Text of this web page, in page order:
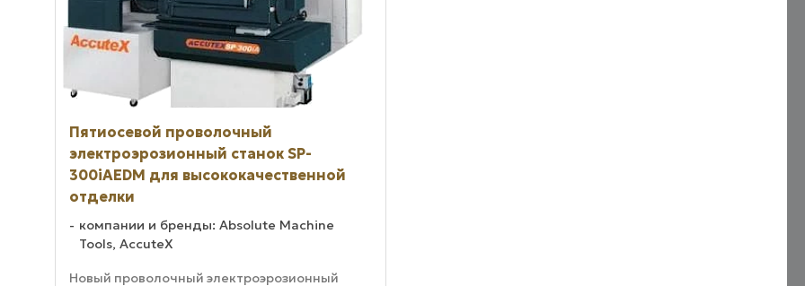
Пятиосевой проволочный
электроэрозионный станок SP-
300iAEDM для высококачественной
отделки
компании и бренды: Absolute Machine
Tools, AccuteX
Новый проволочный электроэрозионный